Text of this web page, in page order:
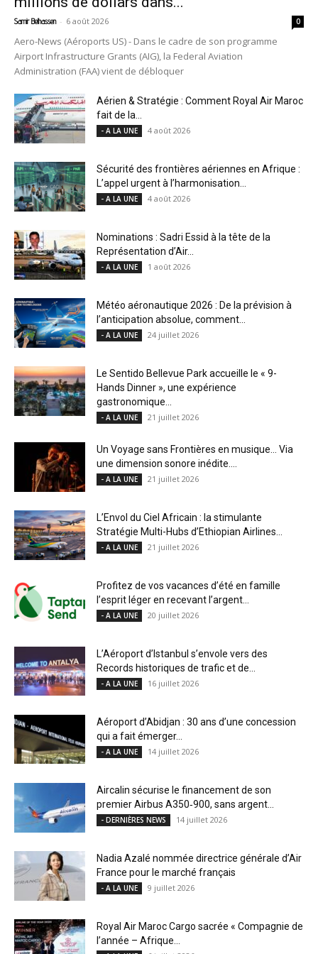
Samir Belhassen - 6 août 2026 0
Aero-News (Aéroports US) - Dans le cadre de son programme
Airport Infrastructure Grants (AIG), la Federal Aviation
Administration (FAA) vient de débloquer
Aérien & Stratégie : Comment Royal Air Maroc
fait de la...
- A LA UNE 4 août 2026
Sécurité des frontières aériennes en Afrique :
L’appel urgent à l’harmonisation...
- A LA UNE 4 août 2026
Nominations : Sadri Essid à la tête de la
Représentation d’Air...
- A LA UNE 1 août 2026
Météo aéronautique 2026 : De la prévision à
l’anticipation absolue, comment...
- A LA UNE 24 juillet 2026
Le Sentido Bellevue Park accueille le « 9-
Hands Dinner », une expérience
gastronomique...
- A LA UNE 21 juillet 2026
Un Voyage sans Frontières en musique… Via
une dimension sonore inédite....
- A LA UNE 21 juillet 2026
L’Envol du Ciel Africain : la stimulante
Stratégie Multi-Hubs d’Ethiopian Airlines...
- A LA UNE 21 juillet 2026
Profitez de vos vacances d’été en famille
l’esprit léger en recevant l’argent...
- A LA UNE 20 juillet 2026
L’Aéroport d’Istanbul s’envole vers des
Records historiques de trafic et de...
- A LA UNE 16 juillet 2026
Aéroport d’Abidjan : 30 ans d’une concession
qui a fait émerger...
- A LA UNE 14 juillet 2026
Aircalin sécurise le financement de son
premier Airbus A350‑900, sans argent...
- DERNIÈRES NEWS 14 juillet 2026
Nadia Azalé nommée directrice générale d’Air
France pour le marché français
- A LA UNE 9 juillet 2026
Royal Air Maroc Cargo sacrée « Compagnie de
l’année – Afrique...